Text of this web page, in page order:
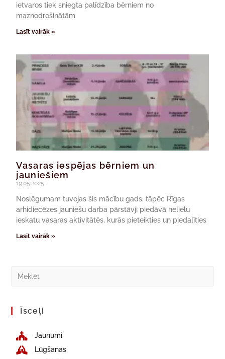
ietvaros tiek sniegta palīdzība bērniem no
maznodrošinātām
Lasīt vairāk »
Vasaras iespējas bērniem un
jauniešiem
19.05.2025.
Noslēgumam tuvojas šis mācību gads, tāpēc Rīgas
arhidiecēzes jauniešu darba pārstāvji piedāvā nelielu
ieskatu vasaras aktivitātēs, kurās pieteikties un piedalīties
Lasīt vairāk »
Īsceļi
Jaunumi
Lūgšanas